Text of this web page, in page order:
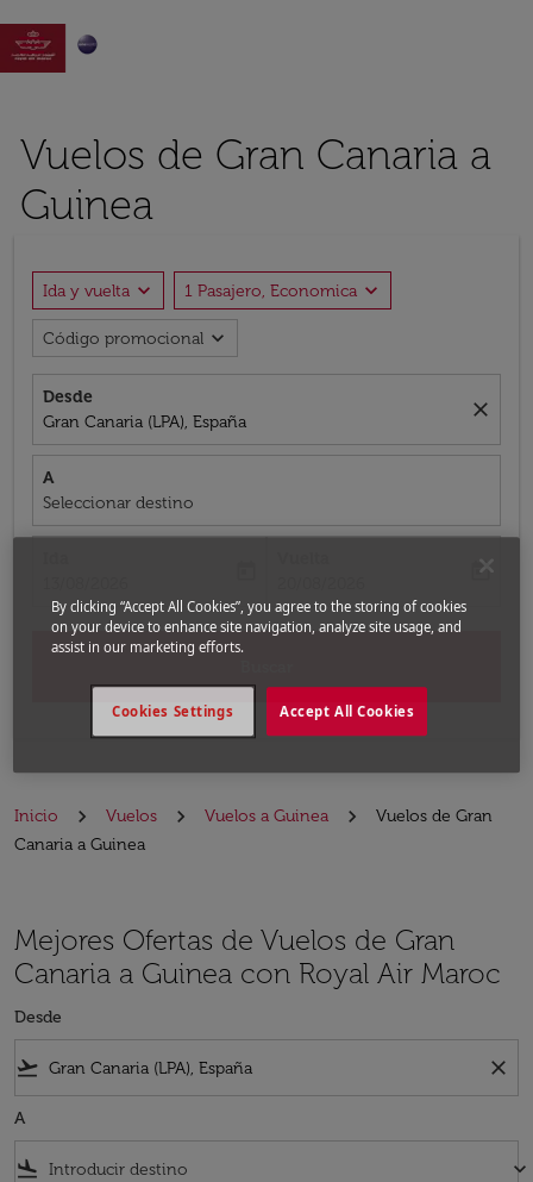

Vuelos de Gran Canaria a
Guinea
Ida y vuelta expand_more 1 Pasajero, Economica expand_more
Código promocional expand_more
Desde
Gran Canaria (LPA), España
close
A
Seleccionar destino
today
Inicio Vuelos Vuelos a Guinea
Vuelos de Gran
Canaria a Guinea
Mejores Ofertas de Vuelos de Gran
Canaria a Guinea con Royal Air Maroc
Desde
flight_takeoff close
A
flight_land keyboard_arrow_down
By clicking “Accept All Cookies”, you agree to the storing of cookies
on your device to enhance site navigation, analyze site usage, and
assist in our marketing efforts.
Accept All Cookies
Cookies Settings